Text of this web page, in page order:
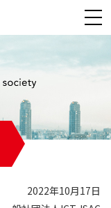
2022年10月17日